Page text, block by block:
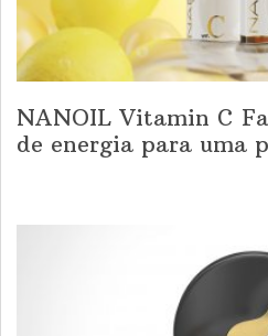
NANOIL Vitamin C
de energia para uma